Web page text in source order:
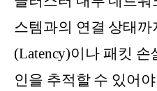
스템과의 연결 상태
(Latency)이나 패킷 손
인을 추적할 수 있어